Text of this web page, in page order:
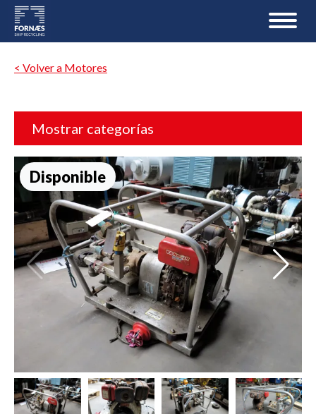
< Volver a Motores
Mostrar categorías
Disponible